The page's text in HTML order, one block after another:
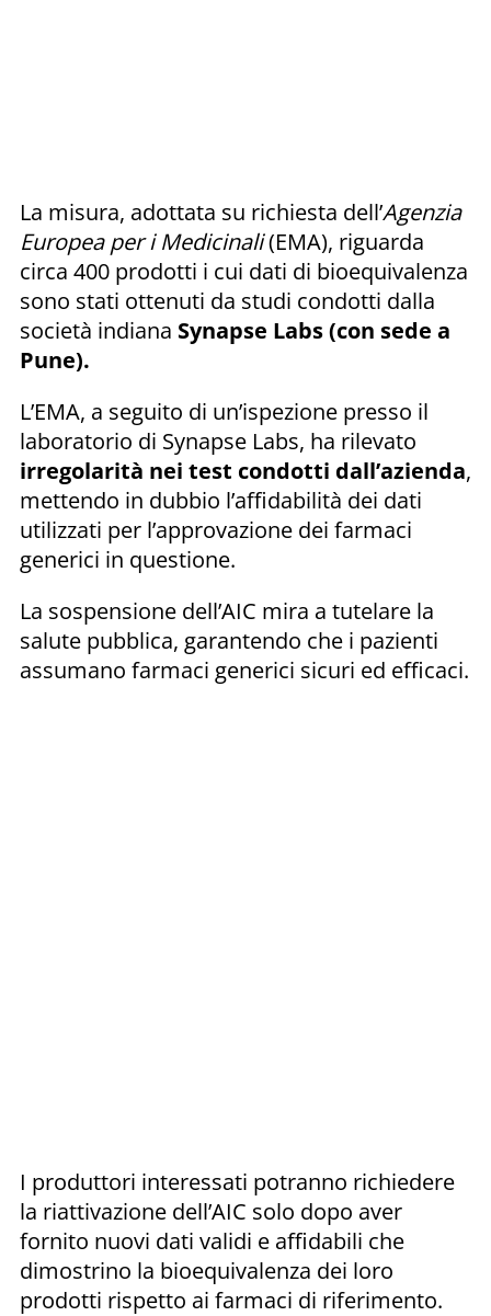
La misura, adottata su richiesta dell’Agenzia
Europea per i Medicinali(EMA), riguarda
circa 400 prodotti i cui dati di bioequivalenza
sono stati ottenuti da studi condotti dalla
società indiana Synapse Labs (con sede a
Pune).
L’EMA, a seguito di un’ispezione presso il
laboratorio di Synapse Labs, ha rilevato
irregolarità nei test condotti dall’azienda,
mettendo in dubbio l’affidabilità dei dati
utilizzati per l’approvazione dei farmaci
generici in questione.
La sospensione dell’AIC mira a tutelare la
salute pubblica, garantendo che i pazienti
assumano farmaci generici sicuri ed efficaci.
I produttori interessati potranno richiedere
la riattivazione dell’AIC solo dopo aver
fornito nuovi dati validi e affidabili che
dimostrino la bioequivalenza dei loro
prodotti rispetto ai farmaci di riferimento.